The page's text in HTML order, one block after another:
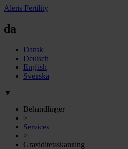
Aleris Fertility
da
Dansk
Deutsch
English
Svenska
▼
Behandlinger
>
Services
>
Graviditetsskanning